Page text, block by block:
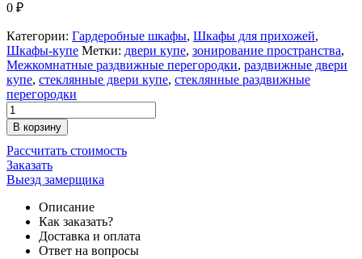
0 ₽
Категории: Гардеробные шкафы, Шкафы для прихожей,
Шкафы-купе Метки: двери купе, зонирование пространства,
Межкомнатные раздвижные перегородки, раздвижные двери
купе, стеклянные двери купе, стеклянные раздвижные
перегородки
В корзину
Рассчитать стоимость
Заказать
Выезд замерщика
Описание
Как заказать?
Доставка и оплата
Ответ на вопросы